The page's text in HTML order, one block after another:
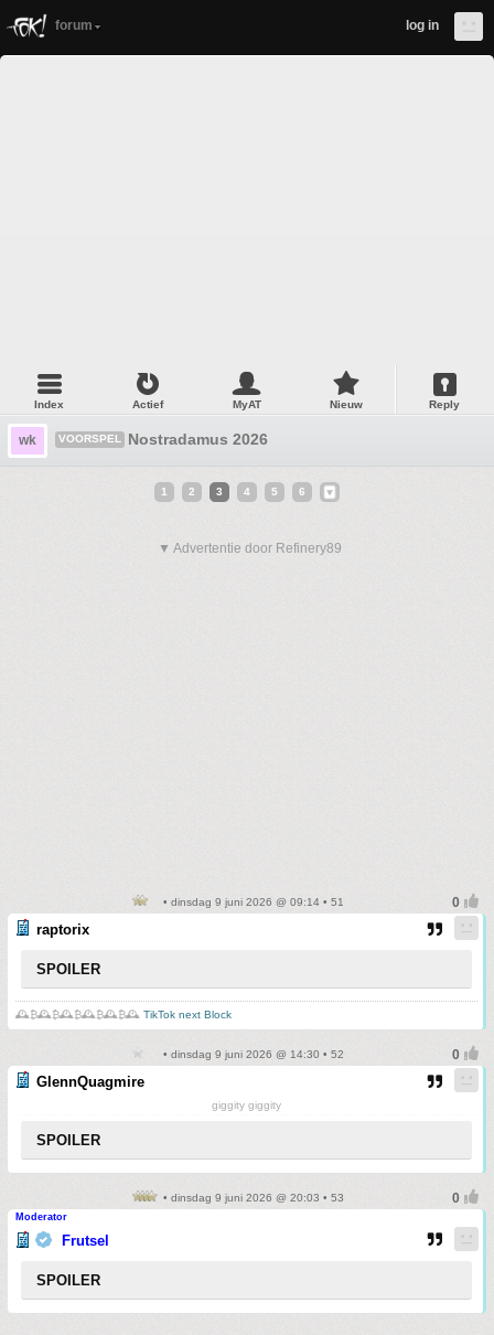
forum log in
Index Actief MyAT Nieuw Reply
wk VOORSPEL Nostradamus 2026
1 2 3 4 5 6
▼ Advertentie door Refinery89
• dinsdag 9 juni 2026 @ 09:14 • 51
raptorix
SPOILER
🕰️₿🕰️₿🕰️₿🕰️₿🕰️₿🕰️ TikTok next Block
• dinsdag 9 juni 2026 @ 14:30 • 52
GlennQuagmire
giggity giggity
SPOILER
• dinsdag 9 juni 2026 @ 20:03 • 53
Moderator
Frutsel
SPOILER